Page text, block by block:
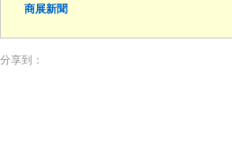
商展新聞
分享到：